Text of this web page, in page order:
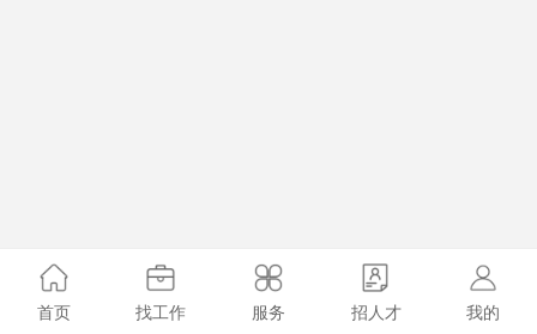
首页 找工作 服务 招人才 我的